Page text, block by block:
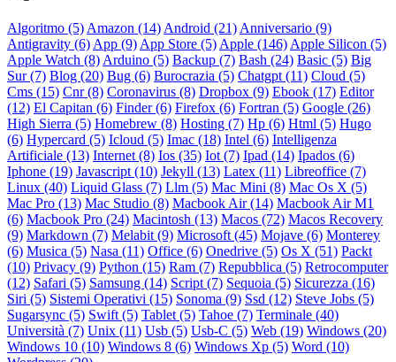
Algoritmo (5) Amazon (14) Android (21) Anniversario (9)
Antigravity (6) App (9) App Store (5) Apple (146) Apple Silicon (5)
Apple Watch (8) Arduino (5) Backup (7) Bash (24) Basic (5) Big
Sur (7) Blog (20) Bug (6) Burocrazia (5) Chatgpt (11) Cloud (5)
Cms (15) Cnr (8) Coronavirus (8) Dropbox (9) Ebook (17) Editor
(12) El Capitan (6) Finder (6) Firefox (6) Fortran (5) Google (26)
High Sierra (5) Homebrew (8) Hosting (7) Hp (6) Html (5) Hugo
(6) Hypercard (5) Icloud (5) Imac (18) Intel (6) Intelligenza
Artificiale (13) Internet (8) Ios (35) Iot (7) Ipad (14) Ipados (6)
Iphone (19) Javascript (10) Jekyll (13) Latex (11) Libreoffice (7)
Linux (40) Liquid Glass (7) Llm (5) Mac Mini (8) Mac Os X (5)
Mac Pro (13) Mac Studio (8) Macbook Air (14) Macbook Air M1
(6) Macbook Pro (24) Macintosh (13) Macos (72) Macos Recovery
(9) Markdown (7) Melabit (9) Microsoft (45) Mojave (6) Monterey
(6) Musica (5) Nasa (11) Office (6) Onedrive (5) Os X (51) Packt
(10) Privacy (9) Python (15) Ram (7) Repubblica (5) Retrocomputer
(12) Safari (5) Samsung (14) Script (7) Sequoia (5) Sicurezza (16)
Siri (5) Sistemi Operativi (15) Sonoma (9) Ssd (12) Steve Jobs (5)
Sugarsync (5) Swift (5) Tablet (5) Tahoe (7) Terminale (40)
Università (7) Unix (11) Usb (5) Usb-C (5) Web (19) Windows (20)
Windows 10 (10) Windows 8 (6) Windows Xp (5) Word (10)